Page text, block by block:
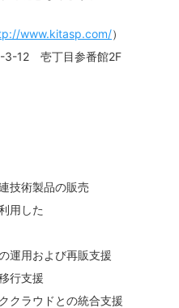
におけるコンサルティング・診断サー
トワーク構築・運用・保守サービス、
www.kitasp.com/）
3-12 壱丁目参番館2F
技術製品の販売
用した
運用および再販支援
行支援
クラウドとの統合支援